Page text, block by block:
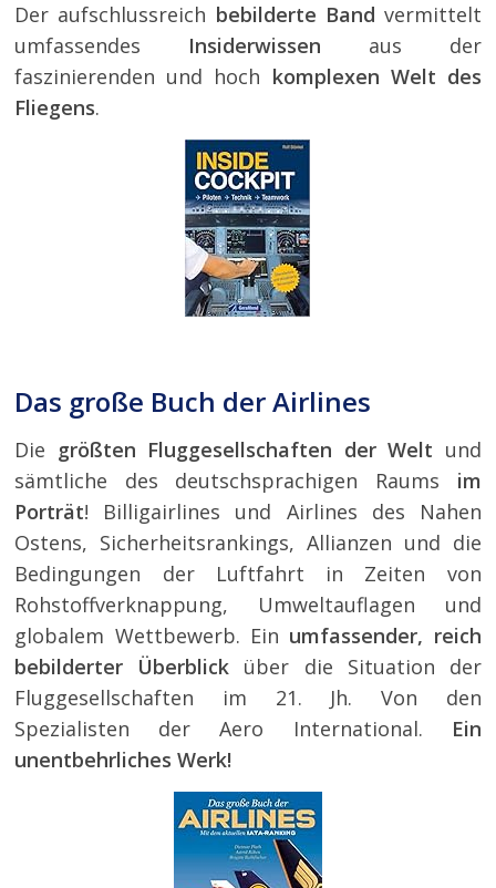
Der aufschlussreich bebilderte Band vermittelt
umfassendes Insiderwissen aus der
faszinierenden und hoch komplexen Welt des
Fliegens.
Das große Buch der Airlines
Die größten Fluggesellschaften der Welt und
sämtliche des deutschsprachigen Raums im
Porträt! Billigairlines und Airlines des Nahen
Ostens, Sicherheitsrankings, Allianzen und die
Bedingungen der Luftfahrt in Zeiten von
Rohstoffverknappung, Umweltauflagen und
globalem Wettbewerb. Ein umfassender, reich
bebilderter Überblick über die Situation der
Fluggesellschaften im 21. Jh. Von den
Spezialisten der Aero International.
Ein
unentbehrliches Werk!